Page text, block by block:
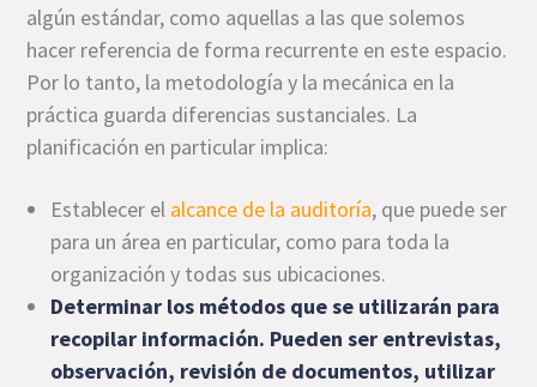
algún estándar, como aquellas a las que solemos
hacer referencia de forma recurrente en este espacio.
Por lo tanto, la metodología y la mecánica en la
práctica guarda diferencias sustanciales. La
planificación en particular implica:
Establecer el alcance de la auditoría, que puede ser
para un área en particular, como para toda la
organización y todas sus ubicaciones.
Determinar los métodos que se utilizarán para
recopilar información. Pueden ser entrevistas,
observación, revisión de documentos, utilizar